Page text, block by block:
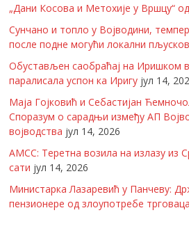
„Дани Косова и Метохије у Вршцу“ од
Сунчано и топло у Војводини,
после подне могући локални
Обустављен саобраћај на Иришком
паралисала успон ка Иригу јул 14,
Маја Гојковић и Себастијан
Споразум о сарадњи између АП
војводства јул 14, 2026
АМСС: Теретна возила на излазу из
сати јул 14, 2026
Министарка Лазаревић у Панчеву:
пензионере од злоупотребе трговаца